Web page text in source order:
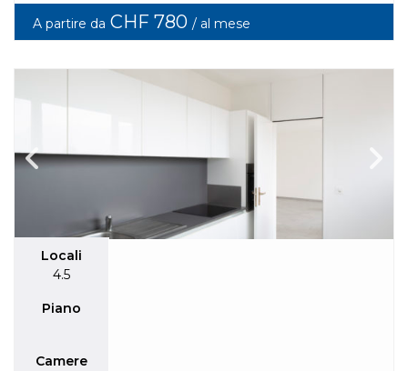
A partire da CHF 780/ al mese
Locali
4.5
Piano
Camere